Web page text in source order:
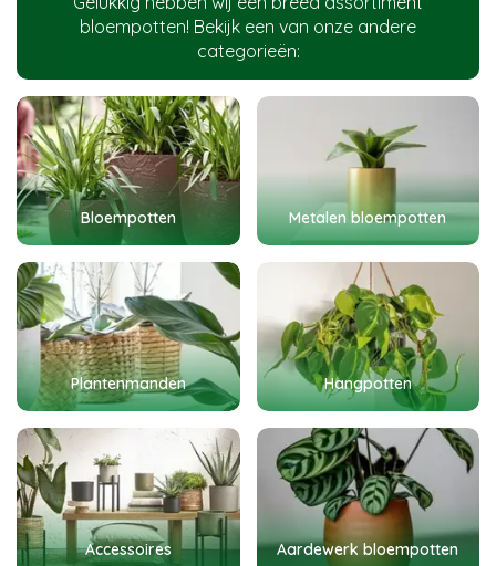
bloempotten! Bekijk een van onze andere
categorieën:
Bloempotten Metalen bloempotten
Plantenmanden Hangpotten
Accessoires Aardewerk bloempotten